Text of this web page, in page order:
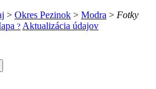
> Okres Pezinok > Modra > Fotky
? Aktualizácia údajov